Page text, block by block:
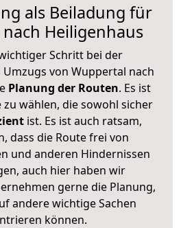
als Beiladung für
Heiligenhaus
Schritt bei der
von Wuppertal nach
Planung der Routen. Es ist
wählen, die sowohl sicher
ist. Es ist auch ratsam,
dass die Route frei von
und anderen Hindernissen
auch hier haben wir
gerne die Planung,
andere wichtige Sachen
können.